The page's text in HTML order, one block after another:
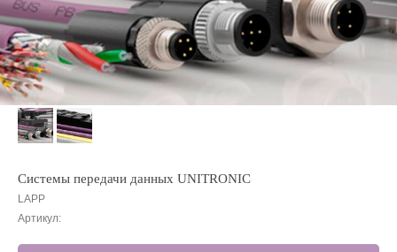
Системы передачи данных UNITRONIC
LAPP
Артикул: